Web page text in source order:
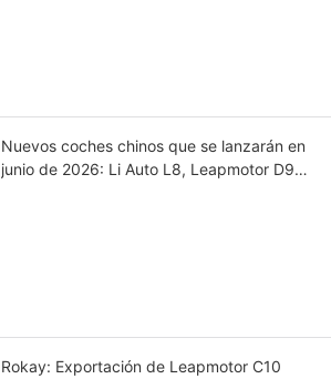
Nuevos coches chinos que se lanzarán en
junio de 2026: Li Auto L8, Leapmotor D99,
Rokay: Exportación de Leapmotor C10